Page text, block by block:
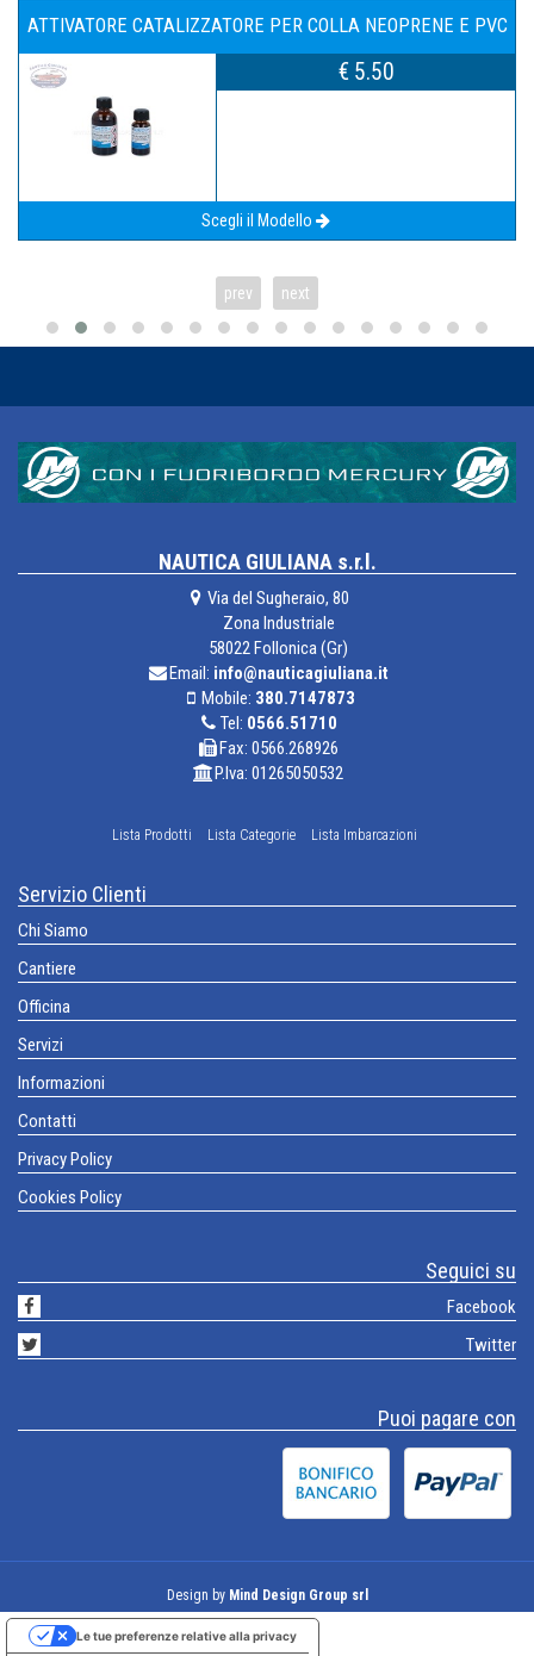
ATTIVATORE CATALIZZATORE PER COLLA NEOPRENE E PVC
€ 5.50
Scegli il Modello
prev next
NAUTICA GIULIANA s.r.l.
Via del Sugheraio, 80
Zona Industriale
58022 Follonica (Gr)
Email: info@nauticagiuliana.it
Mobile: 380.7147873
Tel: 0566.51710
Fax: 0566.268926
P.Iva: 01265050532
Lista Prodotti Lista Categorie Lista Imbarcazioni
Servizio Clienti
Chi Siamo
Cantiere
Officina
Servizi
Informazioni
Contatti
Privacy Policy
Cookies Policy
Seguici su
Facebook
Twitter
Puoi pagare con
Design by Mind Design Group srl
Le tue preferenze relative alla privacy